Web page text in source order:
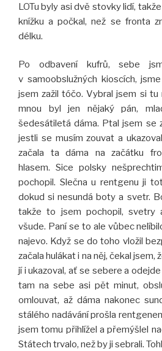
LOTu byly asi dvě stovky lidí,
knížku a počkal, než se fronta
délku.
Po odbavení kufrů, sebe
v samoobslužných kioscích,
jsem zažil tóčo. Vybral jsem si
mnou byl jen nějaký pán,
šedesátiletá dáma. Ptal jsem se
jestli se musím zouvat a
začala ta dáma na začátku
hlasem. Sice polsky
pochopil. Slečna u rentgenu ji
dokud si nesundá boty a svetr.
takže to jsem pochopil, svetry
všude. Paní se to ale vůbec
najevo. Když se do toho vložil
začala hulákat i na něj, čekal jsem,
jí i ukazoval, ať se sebere a
tam na sebe asi pět minut,
omlouvat, až dáma nakonec
stálého nadávání prošla
jsem tomu přihlížel a přemýšlel
Státech trvalo, než by ji sebrali.